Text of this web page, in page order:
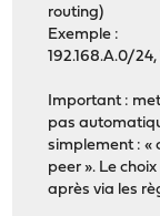
routing)
Exemple :
192.168.A.0/
Important :
pas
simplement : «
peer ». Le
après via les